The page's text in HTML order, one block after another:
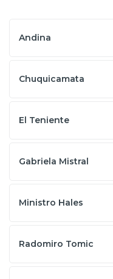
Andina
Chuquicamata
El Teniente
Gabriela Mistral
Ministro Hales
Radomiro Tomic